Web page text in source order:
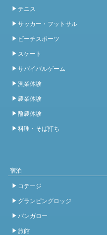
テニス
サッカー・フットサル
ビーチスポーツ
スケート
サバイバルゲーム
漁業体験
農業体験
酪農体験
料理・そば打ち
宿泊
コテージ
グランピングロッジ
バンガロー
旅館